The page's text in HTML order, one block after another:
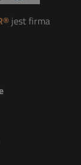
jest firma